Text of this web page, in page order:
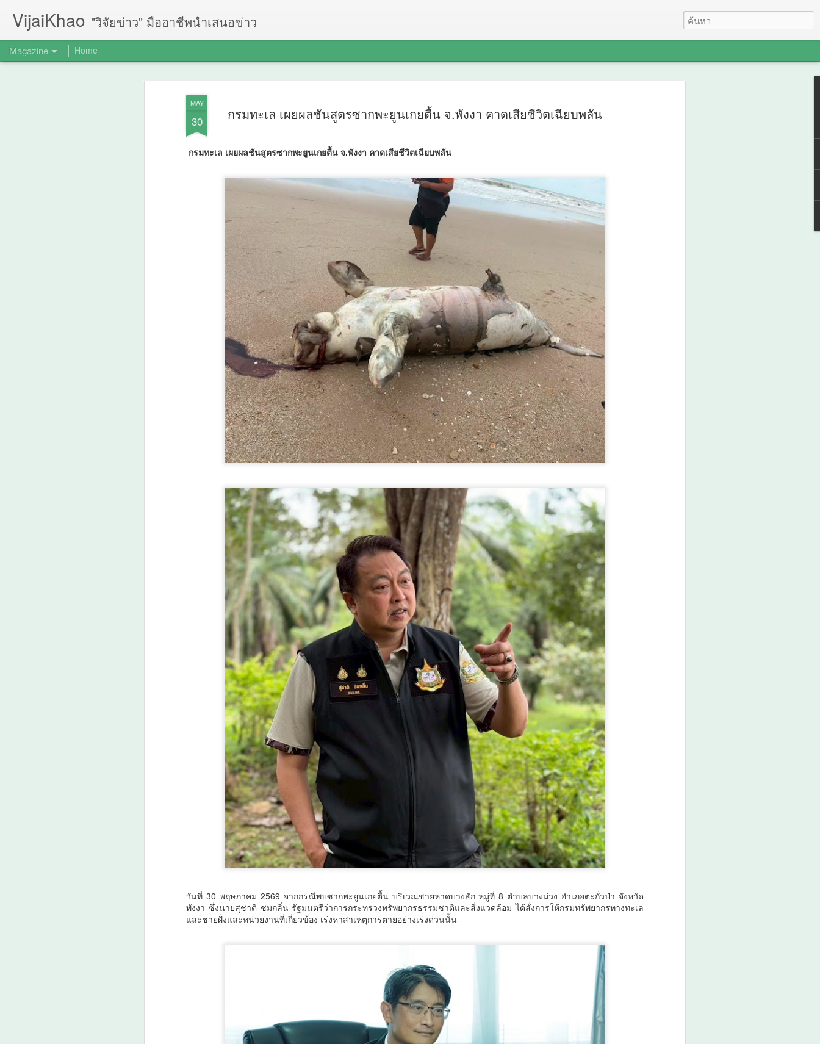
MAY
30 กรมทะเล เผยผลชันสูตรซากพะยูนเกยตื้น จ.พังงา คาดเสียชีวิตเฉียบพลัน
กรมทะเล เผยผลชันสูตรซากพะยูนเกยตื้น จ.พังงา คาดเสียชีวิตเฉียบพลัน
วันที่ 30 พฤษภาคม 2569 จากกรณีพบซากพะยูนเกยตื้น บริเวณชายหาดบางสัก หมู่ที่ 8 ตำบลบางม่วง อำเภอตะกั่วป่า จังหวัด
พังงา ซึ่งนายสุชาติ ชมกลิ่น รัฐมนตรีว่าการกระทรวงทรัพยากรธรรมชาติและสิ่งแวดล้อม ได้สั่งการให้กรมทรัพยากรทางทะเล
และชายฝั่งและหน่วยงานที่เกี่ยวข้อง เร่งหาสาเหตุการตายอย่างเร่งด่วนนั้น
VijaiKhao "วิจัยข่าว" มืออาชีพนำเสนอข่าว
Magazine Home
7
ข้อมูลขับเคลื่อนการพัฒนา สร้าง
และภูมิปัญญาพื้นบ้าน พัฒนาระบบ
สุขภาพชุมชน สู่ต้นแบบการ
“เตาปูนโมเดล" เกมรุกสู้ NCDsใช้ข้อมูลขับเคลื่อนการพัฒนา สร้าง
นวัตกรรม "ดอกไม้ 3 สี" เชื่อมสถานีสุขภาพ เครือข่าย Caregiver และ
ภูมิปัญญาพื้นบ้าน พัฒนาระบบสุขภาพชุมชน สู่ต้นแบบการจัดการสุข
ภาวะอย่างยั่งยืน
ตำบลเตาปูน อำเภอสอง จังหวัดแพร่ กำลังเผชิญสถานการณ์โรคไม่
ติดต่อเรื้อรัง (NCDs) ที่มีแนวโน้มเพิ่มขึ้นจากพฤติกรรมเสี่ยงด้านสุขภาพ
ของประชาชน ทั้งการดื่มสุรา การสูบบุหรี่ และการบริโภคอาหารรส
หวาน มัน และเค็ม ส่งผลให้ปัจจุบันมีผู้ป่วยโรคเบาหวาน 270 คน และผู้
ป่วยโรคความดันโลหิตสูงกว่า 700 คน จากประชากรทั้งหมด 4,778 คน
เทศบาลตำบลเตาปูนจึงเร่งขับเคลื่อนระบบดูแลสุขภาพเชิงรุกผ่านกลไก
"ตำบลสุขภาวะ" เพื่อป้องกันและลดปัจจัยเสี่ยงของประชาชนอย่างต่อ
เนื่อง
จากข้อมูลสุขภาวะของพื้นที่พบว่า ประชาชนตำบลเตาปูนมีพฤติกรรม
เสี่ยงต่อการเกิดโรคไม่ติดต่อเรื้อรังในหลายด้าน โดยมีผู้ดื่มสุราเป็น
ประจำร้อยละ 34.86 ผู้สูบบุ
ร่วมกิจกรรมถวายพระ
ราชกุศลและน้อมสำนึก
ในพระมหากรุณาธิคุณ
สมเด็จพระนางเจ้าสิริกิติ์
พระบรมราชินีนาถ
พระบรมราชชนนีพันปี
หลวง พร้อมกันทั่ว
AUG
7
กรมวิทยาศาสตร์บริการ
ติดตามผลการพัฒนาผู้
ประกอบการ ยกระดับ
นวัตกรรมอาหาร สร้าง
มูลค่าเพิ่มผลิตภัณฑ์
ชุมชน
ผลการพัฒนาผู้ประกอบการ ยก
ระดับนวัตกรรมอาหาร สร้างมูลค่า
เพิ่มผลิตภัณฑ์ชุมชน
กรมวิทยาศาสตร์บริการ (วศ.)
กระทรวงการอุดมศึกษา
วิทยาศาสตร์ วิจัยและนวัตกรรม
(อว.) นำโดย นายปรานต์ ปิ่นทอง
นักวิทยาศาสตร์ชำนาญการพิเศษ
ศูนย์ห้องปฏิบัติการอ้างอิงชีวภาพ
สถาบันห้องปฏิบัติการอ้างอิงแห่งชาติ
สมุทรปราการ กำแพงเพชร และ
นครนายก ระหว่างวันที่ 4–6
สิงหาคม 2569 เพื่อติดตามความ
AUG
Thailand LAB
INTERNATIONAL
2026 ผนึก
Bio+HealthTech
INTERNATIONAL และ
FutureCHEM
INTERNATIONAL เปิด
เวที AI ขับเคลื่อน
นวัตกรรมวิทยาศาสตร์
และสุขภาพ ยกระดับ
ไทยสู่ศูนย์กลางอาเซียน
Thailand LAB INTERNATIONAL
2026 ผนึก Bio+HealthTech
INTERNATIONAL และ
FutureCHEM INTERNATIONAL
เปิดเวที AI ขับเคลื่อนนวัตกรรม
วิทยาศาสตร์และสุขภาพ ยกระดับ
6 สิงหาคม 2568 กรุงเทพฯ – เมื่อ
ปัญญาประดิษฐ์ (AI) กำลังเข้ามามี
ก้าวสู่ยุคใหม่ของระบบนิเวศด้าน
วิทยาศาสตร์และนวัตกรรมที่เชื่อม
โยงการวิจัย เทคโนโลยี และภาค
ธุรกิจเข้าด้วยกัน เพื่อสร้างขีดความ
สามารถในการแข่งขันของประเทศ
และภูมิภาคอาเซียน
AUG
6
ศน. ร่วมกับสำนักงาน
วัฒนธรรมจังหวัด 14
จังหวัดภาคใต้ จัด
“มหกรรมสีสันแห่ง
ศรัทธา พัฒนาชุมชน
คุณธรรมพลังบวร”
สืบสานคุณธรรม ต่อย
อดทุนวัฒนธรรมสู่
ชุมชน
ศน. ร่วมกับสำนักงานวัฒนธรรม
จังหวัด 14 จังหวัดภาคใต้ จัด
“มหกรรมสีสันแห่งศรัทธา พัฒนา
ชุมชนคุณธรรมพลังบวร” สืบสาน
คุณธรรม ต่อยอดทุนวัฒนธรรมสู่
ชุมชน
วันที่ 7 สิงหาคม 2569 เวลา 19.00
วัฒนธรรม ร่วมกับจังหวัดสตูล และ
สำนักงานวัฒนธรรมจังหวัด 14
ชุมชนคุณธรรมพลังบวร ภาคกใต้”
ภายใต้โครงการพลังบวรในมิติ
ศาสนา ประจำปีงบประมาณ พ.ศ.
AUG
6
สมุทรสาครเฮ! รถไฟฟ้าสายสีแดงเข้ม วงเวียนใหญ่–
มหาชัย 36.8 กม. คืบหน้าอีกขั้น รับฟังความเห็นกว่า 200
คน ส่วนใหญ่เห็นพ้องให้สร้าง
สมุทรสาครเฮ! รถไฟฟ้าสายสีแดงเข้ม วงเวียนใหญ่–มหาชัย 36.8 กม.
6
วิทยาศาสตร์และเทคโนโลยี เพื่อสนับสนุน อุตสาหกรรม
ป้องกันประเทศ
6
กรมพัฒน์ คว้ารางวัล GDCC GOV Cloud Awards
ตอกย้ำความสำเร็จของระบบ DSD Online Training ใน